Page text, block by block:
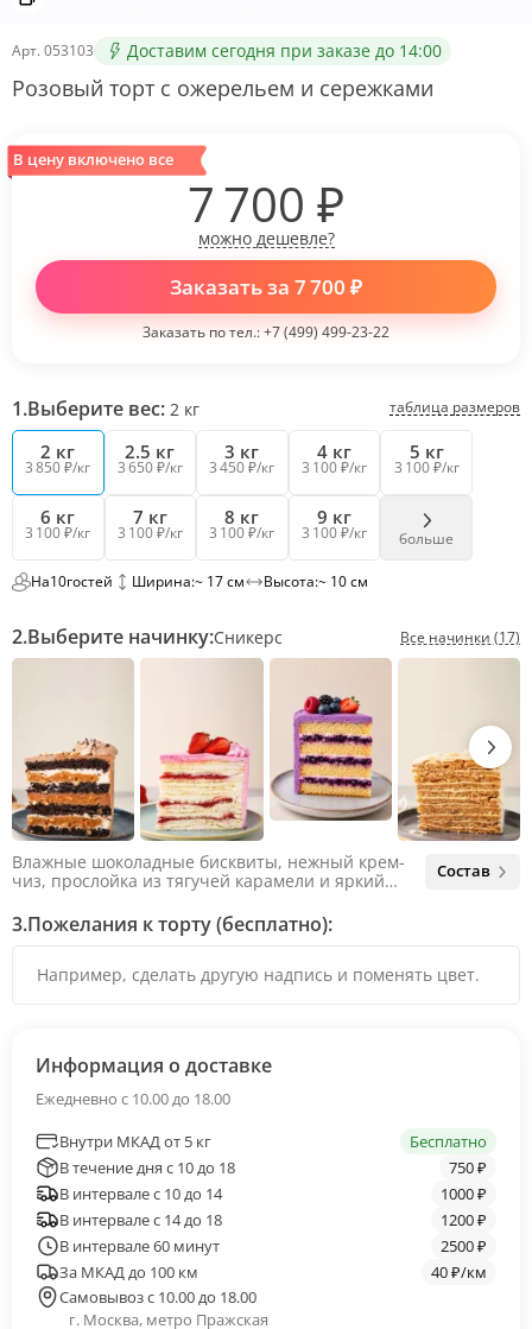
Арт. 053103 Доставим сегодня при заказе до 14:00
Розовый торт с ожерельем и сережками
1.Выберите вес: 2 кг таблица размеров
2 кг
3 850 ₽/кг
2.5 кг
3 650 ₽/кг
3 кг
3 450 ₽/кг
4 кг
3 100 ₽/кг
5 кг
3 100 ₽/кг
6 кг
3 100 ₽/кг
7 кг
3 100 ₽/кг
8 кг
3 100 ₽/кг
9 кг
3 100 ₽/кг больше
На10гостей Ширина:~ 17 см Высота:~ 10 см
2.Выберите начинку:Сникерс Все начинки (17)
Влажные шоколадные бисквиты, нежный крем-
чиз, прослойка из тягучей карамели и яркий
яркий вкус шоколада и тягучей карамели, не
оставляя ни единого шанса остаться
Состав
3.Пожелания к торту (бесплатно):
В цену включено все
7 700 ₽
можно дешевле?
Заказать за 7 700 ₽
Заказать по тел.:+7 (499) 499-23-22
Информация о доставке
Ежедневно с 10.00 до 18.00
Внутри МКАД от 5 кг
Бесплатно
В течение дня с 10 до 18
750 ₽
В интервале с 10 до 14
1000 ₽
В интервале с 14 до 18
1200 ₽
В интервале 60 минут
2500 ₽
За МКАД до 100 км
40 ₽/км
Самовывоз с 10.00 до 18.00
г. Москва, метро Пражская